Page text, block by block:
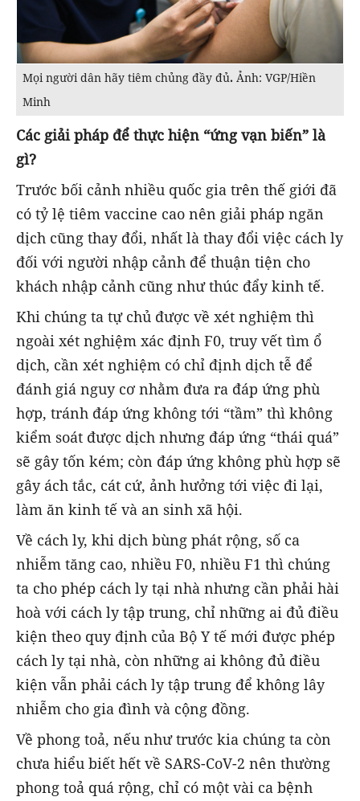
Mọi người dân hãy tiêm chủng đầy đủ. Ảnh: VGP/Hiền
Minh
Các giải pháp để thực hiện “ứng vạn biến” là
gì?
Trước bối cảnh nhiều quốc gia trên thế giới đã
có tỷ lệ tiêm vaccine cao nên giải pháp ngăn
dịch cũng thay đổi, nhất là thay đổi việc cách ly
đối với người nhập cảnh để thuận tiện cho
khách nhập cảnh cũng như thúc đẩy kinh tế.
Khi chúng ta tự chủ được về xét nghiệm thì
ngoài xét nghiệm xác định F0, truy vết tìm ổ
dịch, cần xét nghiệm có chỉ định dịch tễ để
đánh giá nguy cơ nhằm đưa ra đáp ứng phù
hợp, tránh đáp ứng không tới “tầm” thì không
kiểm soát được dịch nhưng đáp ứng “thái quá”
sẽ gây tốn kém; còn đáp ứng không phù hợp sẽ
gây ách tắc, cát cứ, ảnh hưởng tới việc đi lại,
làm ăn kinh tế và an sinh xã hội.
Về cách ly, khi dịch bùng phát rộng, số ca
nhiễm tăng cao, nhiều F0, nhiều F1 thì chúng
ta cho phép cách ly tại nhà nhưng cần phải hài
hoà với cách ly tập trung, chỉ những ai đủ điều
kiện theo quy định của Bộ Y tế mới được phép
cách ly tại nhà, còn những ai không đủ điều
kiện vẫn phải cách ly tập trung để không lây
nhiễm cho gia đình và cộng đồng.
Về phong toả, nếu như trước kia chúng ta còn
chưa hiểu biết hết về SARS-CoV-2 nên thường
phong toả quá rộng, chỉ có một vài ca bệnh